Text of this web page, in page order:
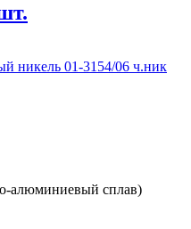
никель 01-3154/06 ч.ник
алюминиевый сплав)